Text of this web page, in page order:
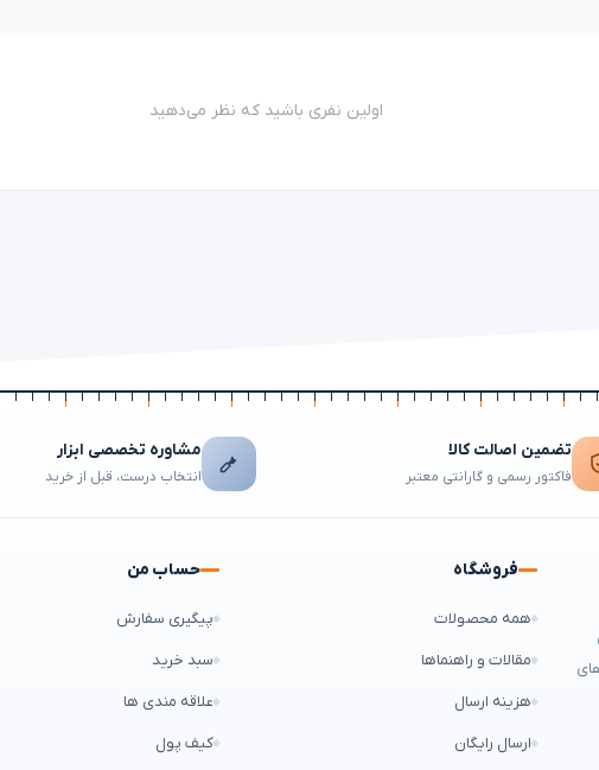
اولین نفری باشید که نظر می‌دهید
تضمین اصالت کالا
فاکتور رسمی و گارانتی معتبر
مشاوره تخصصی ابزار
انتخاب درست، قبل از خرید
فروشگاه
همه محصولات
مقالات و راهنماها
هزینه ارسال
ارسال رایگان
حساب من
پیگیری سفارش
سبد خرید
علاقه مندی ها
کیف پول